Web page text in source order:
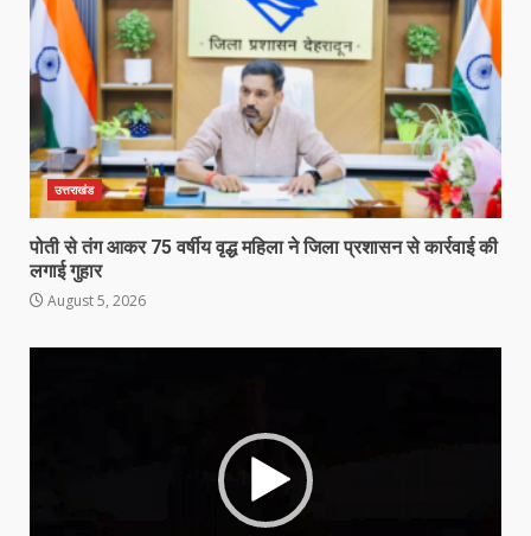
उत्तराखंड
पोती से तंग आकर 75 वर्षीय वृद्ध महिला ने जिला प्रशासन से कार्रवाई की
लगाई गुहार
August 5, 2026